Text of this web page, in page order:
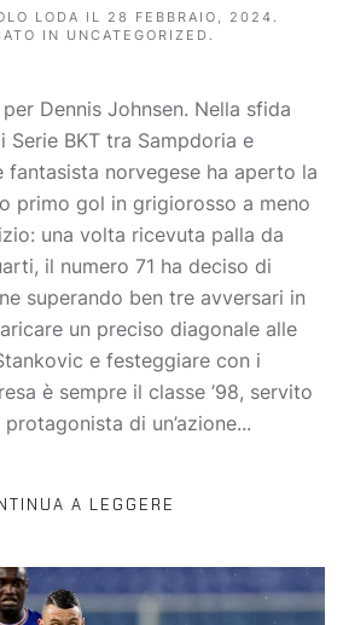
LODA IL 28 FEBBRAIO, 2024 .
IN UNCATEGORIZED .
Dennis Johnsen. Nella sfida
Serie BKT tra Sampdoria e
fantasista norvegese ha aperto la
primo gol in grigiorosso a meno
una volta ricevuta palla da
il numero 71 ha deciso di
superando ben tre avversari in
un preciso diagonale alle
e festeggiare con i
è sempre il classe ’98, servito
di un’azione...
A LEGGERE